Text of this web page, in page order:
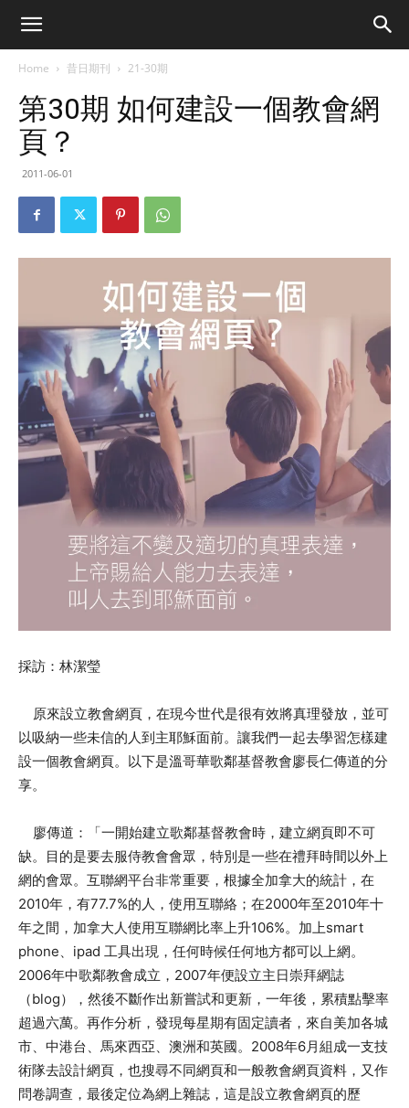
Home 昔日期刊 21-30期
第30期 如何建設一個教會網
頁？
2011-06-01
採訪：林潔瑩
原來設立教會網頁，在現今世代是很有效將真理發放，並可
以吸納一些未信的人到主耶穌面前。讓我們一起去學習怎樣建
設一個教會網頁。以下是溫哥華歌鄰基督教會廖長仁傳道的分
享。
廖傳道：「一開始建立歌鄰基督教會時，建立網頁即不可
缺。目的是要去服侍教會會眾，特別是一些在禮拜時間以外上
網的會眾。互聯網平台非常重要，根據全加拿大的統計，在
2010年，有77.7%的人，使用互聯絡；在2000年至2010年十
年之間，加拿大人使用互聯網比率上升106%。加上smart
phone、ipad 工具出現，任何時候任何地方都可以上網。
2006年中歌鄰教會成立，2007年便設立主日崇拜網誌
（blog），然後不斷作出新嘗試和更新，一年後，累積點擊率
超過六萬。再作分析，發現每星期有固定讀者，來自美加各城
市、中港台、馬來西亞、澳洲和英國。2008年6月組成一支技
術隊去設計網頁，也搜尋不同網頁和一般教會網頁資料，又作
問卷調查，最後定位為網上雜誌，這是設立教會網頁的歷